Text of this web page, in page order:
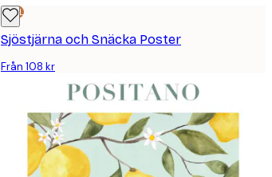
DEAL
Sjöstjärna och Snäcka Poster
Från 108 kr